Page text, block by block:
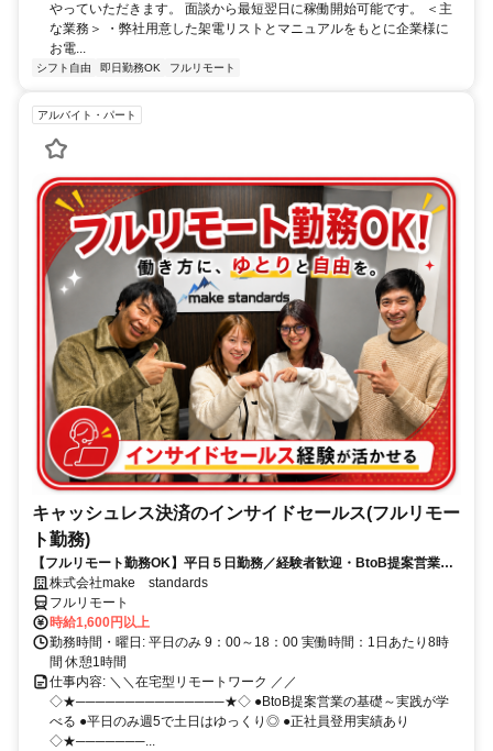
やっていただきます。 面談から最短翌日に稼働開始可能です。 ＜主
な業務＞ ・弊社用意した架電リストとマニュアルをもとに企業様に
お電...
シフト自由 即日勤務OK フルリモート
アルバイト・パート
キャッシュレス決済のインサイドセールス(フルリモー
ト勤務)
【フルリモート勤務OK】平日５日勤務／経験者歓迎・BtoB提案営業で
スキルアップ
株式会社make standards
フルリモート
時給1,600円以上
勤務時間・曜日: 平日のみ 9：00～18：00 実働時間：1日あたり8時
間 休憩1時間
仕事内容: ＼＼在宅型リモートワーク ／／
◇★───────────────★◇ ●BtoB提案営業の基礎～実践が学
べる ●平日のみ週5で土日はゆっくり◎ ●正社員登用実績あり
◇★───────...